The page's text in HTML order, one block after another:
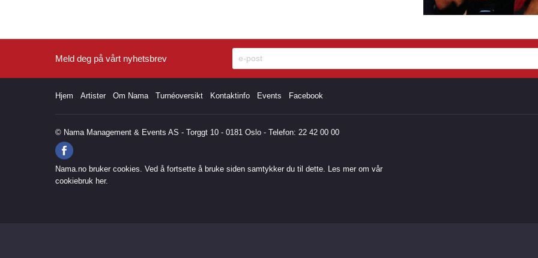
Meld deg på vårt nyhetsbrev
Hjem Artister Om Nama Turnéoversikt Kontaktinfo Events Facebook
© Nama Management & Events AS - Torggt 10 - 0181 Oslo - Telefon: 22 42 00 00
Nama.no bruker cookies. Ved å fortsette å bruke siden samtykker du til dette. Les mer om vår
cookiebruk her.